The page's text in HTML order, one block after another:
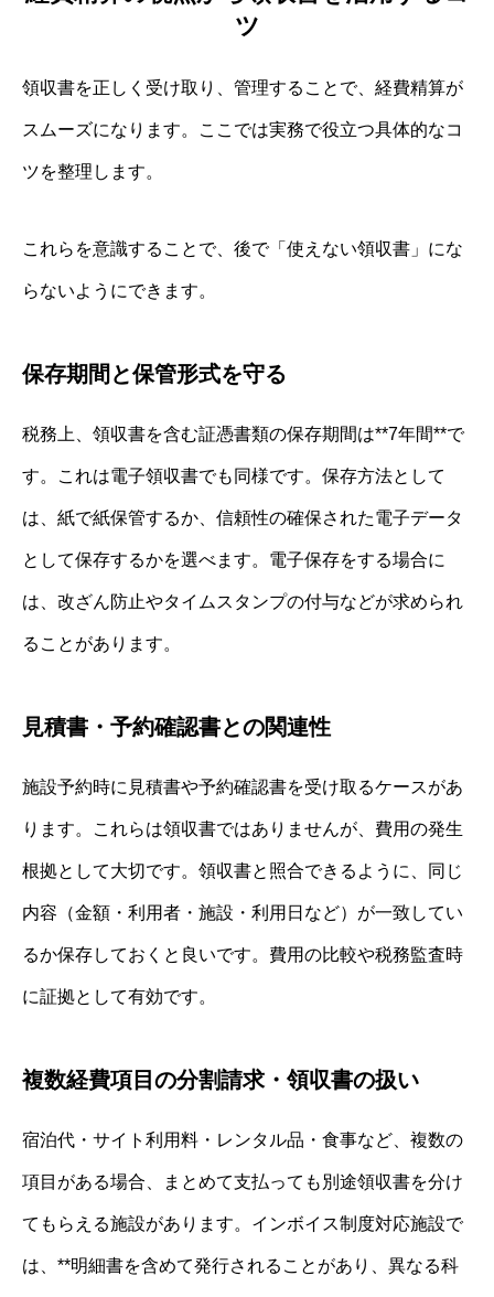
ツ
領収書を正しく受け取り、管理することで、経費精算が
スムーズになります。ここでは実務で役立つ具体的なコ
ツを整理します。
これらを意識することで、後で「使えない領収書」にな
らないようにできます。
保存期間と保管形式を守る
税務上、領収書を含む証憑書類の保存期間は**7年間**で
す。これは電子領収書でも同様です。保存方法として
は、紙で紙保管するか、信頼性の確保された電子データ
として保存するかを選べます。電子保存をする場合に
は、改ざん防止やタイムスタンプの付与などが求められ
ることがあります。
見積書・予約確認書との関連性
施設予約時に見積書や予約確認書を受け取るケースがあ
ります。これらは領収書ではありませんが、費用の発生
根拠として大切です。領収書と照合できるように、同じ
内容（金額・利用者・施設・利用日など）が一致してい
るか保存しておくと良いです。費用の比較や税務監査時
に証拠として有効です。
複数経費項目の分割請求・領収書の扱い
宿泊代・サイト利用料・レンタル品・食事など、複数の
項目がある場合、まとめて支払っても別途領収書を分け
てもらえる施設があります。インボイス制度対応施設で
は、**明細書を含めて発行されることがあり、異なる科